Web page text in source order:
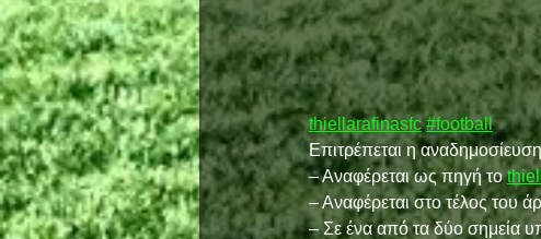
thiellarafinasfc #football
Επιτρέπεται η
– Αναφέρεται ως πηγή το
– Αναφέρεται στο τέλος του
– Σε ένα από τα δύο σημεία